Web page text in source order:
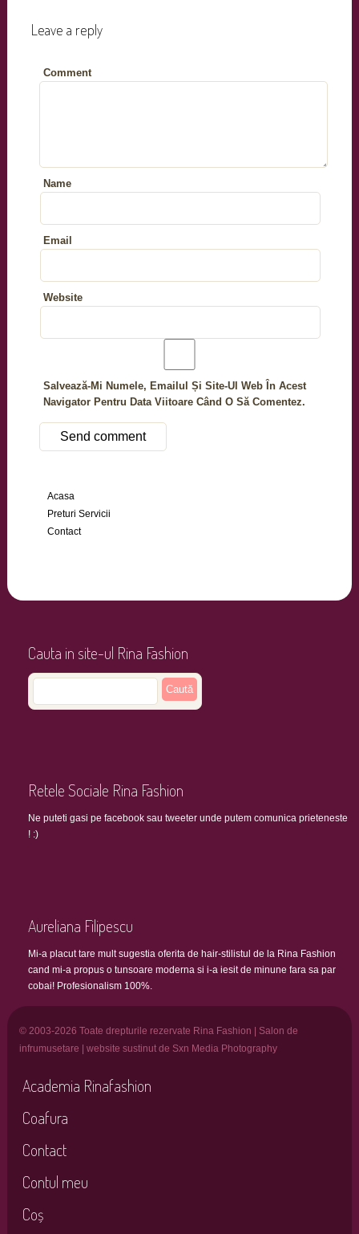
Leave a reply
Comment
Name
Email
Website
Salvează-Mi Numele, Emailul Și Site-Ul Web În Acest
Navigator Pentru Data Viitoare Când O Să Comentez.
Acasa
Preturi Servicii
Contact
Cauta in site-ul Rina Fashion
Retele Sociale Rina Fashion
Ne puteti gasi pe facebook sau tweeter unde putem comunica prieteneste
! :)
Aureliana Filipescu
Mi-a placut tare mult sugestia oferita de hair-stilistul de la Rina Fashion
cand mi-a propus o tunsoare moderna si i-a iesit de minune fara sa par
cobai! Profesionalism 100%.
© 2003-2026 Toate drepturile rezervate Rina Fashion | Salon de
infrumusetare | website sustinut de Sxn Media Photography
Academia Rinafashion
Coafura
Contact
Contul meu
Coș